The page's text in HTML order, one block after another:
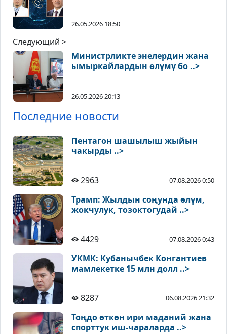
26.05.2026 18:50
Следующий >
Министрликте энелердин жана
ымыркайлардын өлүмү бо ..>
26.05.2026 20:13
Последние новости
Пентагон шашылыш жыйын
чакырды ..>
2963 07.08.2026 0:50
Трамп: Жылдын соңунда өлүм,
жокчулук, тозоктогудай ..>
4429 07.08.2026 0:43
УКМК: Кубанычбек Конгантиев
мамлекетке 15 млн долл ..>
8287 06.08.2026 21:32
Тоңдо өткөн ири маданий жана
спорттук иш-чараларда ..>